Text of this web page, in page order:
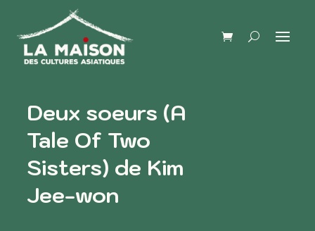
Deux soeurs (A
Tale Of Two
Sisters) de Kim
Jee-won